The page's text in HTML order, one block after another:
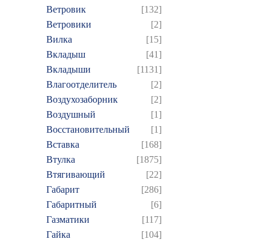
Ветровик
[132]
Ветровики
[2]
Вилка
[15]
Вкладыш
[41]
Вкладыши
[1131]
Влагоотделитель
[2]
Воздухозаборник
[2]
Воздушный
[1]
Восстановительный
[1]
Вставка
[168]
Втулка
[1875]
Втягивающий
[22]
Габарит
[286]
Габаритный
[6]
Газматики
[117]
Гайка
[104]